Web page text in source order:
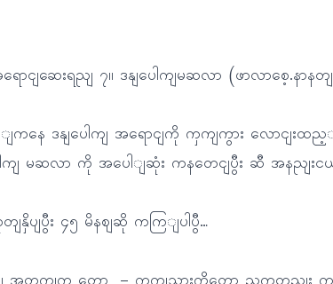
ရောငျဆေးရညျ ၇။ ဒနျပေါကျမဆလာ (ဖာလာစေ့.နာန
ျကနေ ဒနျပေါကျ အရောငျကို ကှကျကွား လောငျးထ
ါကျ မဆလာ ကို အပေါျဆုံး ကနတေငျပွီး ဆီ အနညျးင
တျနှိပျပွီး ၄၅ မိနဈဆို ကကြျပါပွီ…